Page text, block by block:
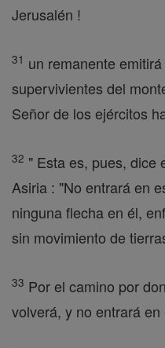
Jerusalén !
31 un remanente
supervivientes del
Señor de los ejércitos
32 " Esta es, pues, dice
Asiria : "No entrará en
ninguna flecha en él,
sin movimiento de
33 Por el camino por
volverá, y no entrará